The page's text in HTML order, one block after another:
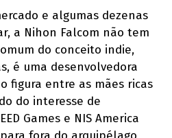
e algumas dezenas
a Nihon Falcom não tem
do conceito indie,
é uma desenvolvedora
figura entre as mães ricas
do interesse de
Games e NIS America